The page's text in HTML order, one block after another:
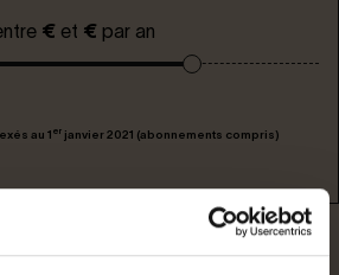
€et €par an
au 1 er janvier 2021 (abonnements compris)